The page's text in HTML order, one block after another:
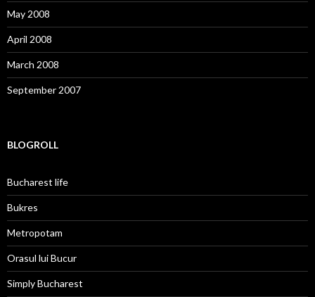
May 2008
April 2008
March 2008
September 2007
BLOGROLL
Bucharest life
Bukres
Metropotam
Orasul lui Bucur
Simply Bucharest